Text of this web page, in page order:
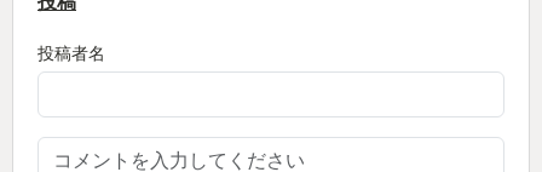
投稿者名